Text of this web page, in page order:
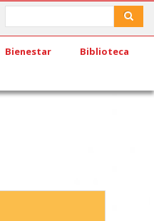
Bienestar Biblioteca